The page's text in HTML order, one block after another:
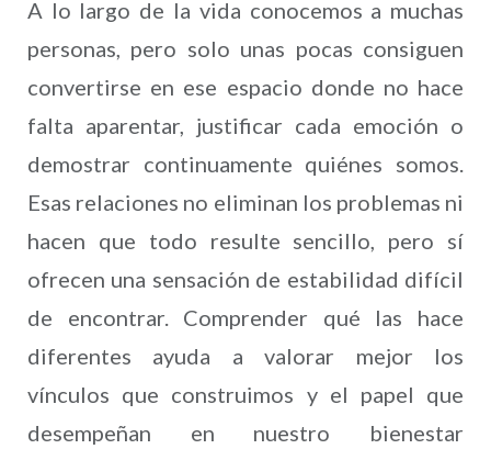
A lo largo de la vida conocemos a muchas
personas, pero solo unas pocas consiguen
convertirse en ese espacio donde no hace
falta aparentar, justificar cada emoción o
demostrar continuamente quiénes somos.
Esas relaciones no eliminan los problemas ni
hacen que todo resulte sencillo, pero sí
ofrecen una sensación de estabilidad difícil
de encontrar. Comprender qué las hace
diferentes ayuda a valorar mejor los
vínculos que construimos y el papel que
desempeñan en nuestro bienestar